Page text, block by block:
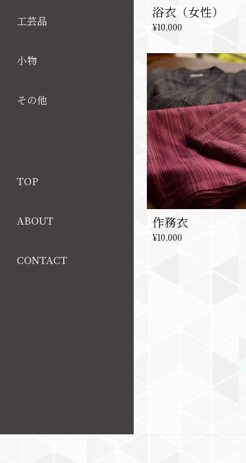
TOP
ABOUT
CONTACT
工芸品
小物
その他
浴衣（女性）
¥10,000
作務衣
¥10,000